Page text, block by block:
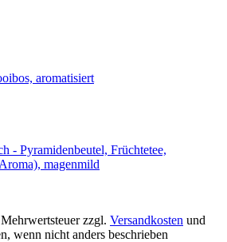
zzgl. Versandkosten und
wenn nicht anders beschrieben